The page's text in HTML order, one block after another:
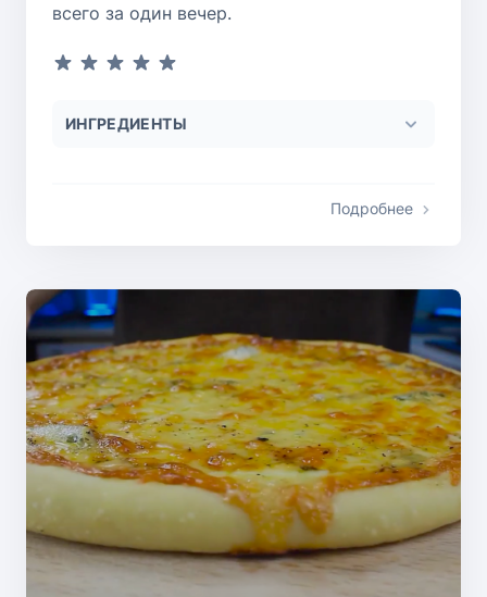
всего за один вечер.
ИНГРЕДИЕНТЫ
Подробнее